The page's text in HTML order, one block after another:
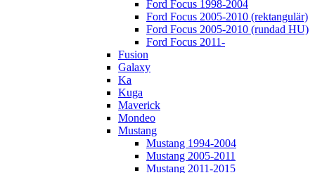
Ford Focus 1998-2004
Ford Focus 2005-2010 (rektangulär)
Ford Focus 2005-2010 (rundad HU)
Ford Focus 2011-
Fusion
Galaxy
Ka
Kuga
Maverick
Mondeo
Mustang
Mustang 1994-2004
Mustang 2005-2011
Mustang 2011-2015